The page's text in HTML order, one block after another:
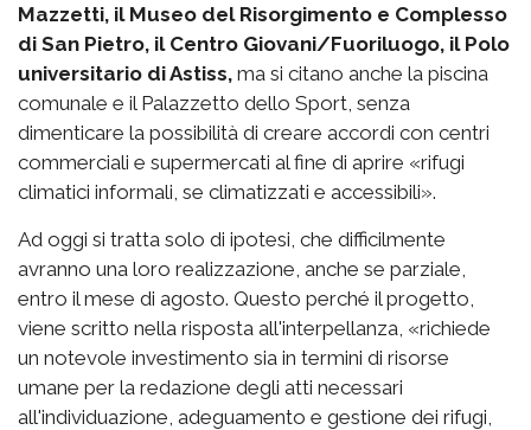
Mazzetti, il Museo del Risorgimento e Complesso
di San Pietro, il Centro Giovani/Fuoriluogo, il Polo
universitario di Astiss, ma si citano anche la piscina
comunale e il Palazzetto dello Sport, senza
dimenticare la possibilità di creare accordi con centri
commerciali e supermercati al fine di aprire «rifugi
climatici informali, se climatizzati e accessibili».
Ad oggi si tratta solo di ipotesi, che difficilmente
avranno una loro realizzazione, anche se parziale,
entro il mese di agosto. Questo perché il progetto,
viene scritto nella risposta all'interpellanza, «richiede
un notevole investimento sia in termini di risorse
umane per la redazione degli atti necessari
all'individuazione, adeguamento e gestione dei rifugi,